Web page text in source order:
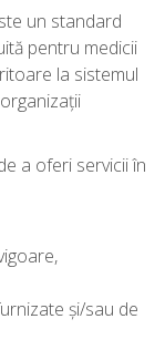
un standard
pentru medicii
la sistemul
a oferi servicii în
şi/sau de